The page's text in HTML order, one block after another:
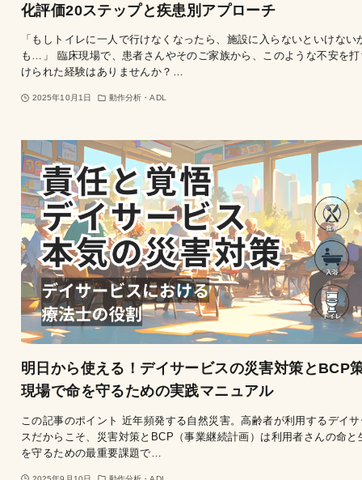
化評価20ステップと疾患別アプローチ
「もしトイレに一人で行けなくなったら、施設に入らないといけない
も…」 臨床現場で、患者さんやそのご家族から、このような不安を
けられた経験はありませんか？…
2025年10月1日 動作分析・ADL
明日から使える！デイサービスの災害対策とBCP
現場で命を守るための実践マニュアル
この記事のポイント 近年頻発する自然災害。高齢者が利用するデイ
スだからこそ、災害対策とBCP（事業継続計画）は利用者さんの命と
を守るための最重要課題で…